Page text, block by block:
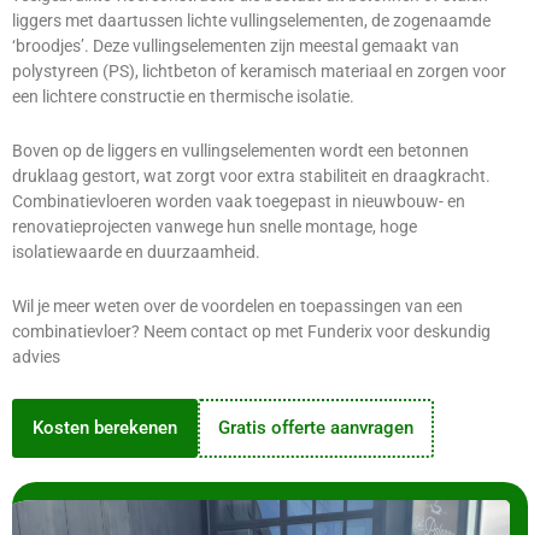
liggers met daartussen lichte vullingselementen, de zogenaamde
‘broodjes’. Deze vullingselementen zijn meestal gemaakt van
polystyreen (PS), lichtbeton of keramisch materiaal en zorgen voor
een lichtere constructie en thermische isolatie.
Boven op de liggers en vullingselementen wordt een betonnen
druklaag gestort, wat zorgt voor extra stabiliteit en draagkracht.
Combinatievloeren worden vaak toegepast in nieuwbouw- en
renovatieprojecten vanwege hun snelle montage, hoge
isolatiewaarde en duurzaamheid.
Wil je meer weten over de voordelen en toepassingen van een
combinatievloer? Neem contact op met Funderix voor deskundig
advies
Kosten berekenen Gratis offerte aanvragen